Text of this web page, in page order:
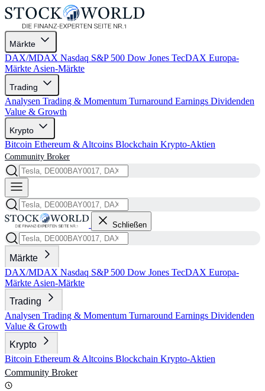
Märkte
DAX/MDAX Nasdaq S&P 500 Dow Jones TecDAX Europa-
Märkte Asien-Märkte
Trading
Analysen Trading & Momentum Turnaround Earnings Dividenden
Value & Growth
Krypto
Bitcoin Ethereum & Altcoins Blockchain Krypto-Aktien
Community Broker
Schließen
Märkte
DAX/MDAX Nasdaq S&P 500 Dow Jones TecDAX Europa-
Märkte Asien-Märkte
Trading
Analysen Trading & Momentum Turnaround Earnings Dividenden
Value & Growth
Krypto
Bitcoin Ethereum & Altcoins Blockchain Krypto-Aktien
Community Broker